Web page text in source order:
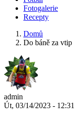
Fotogalerie
Recepty
Domů
Do báně za vtip
admin
Út, 03/14/2023 - 12:31